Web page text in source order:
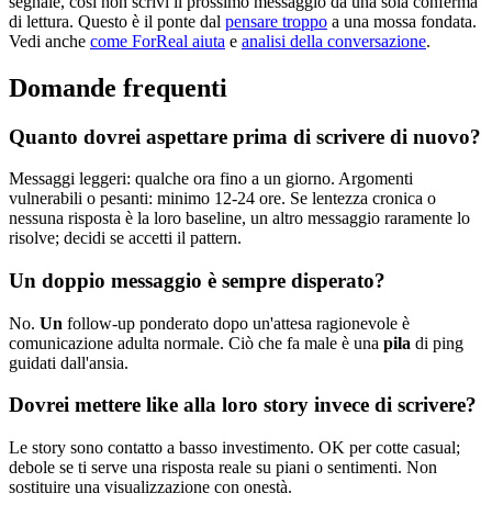
di lettura. Questo è il ponte dal pensare troppo a una mossa fondata.
Vedi anche come ForReal aiuta e analisi della conversazione.
Domande frequenti
Quanto dovrei aspettare prima di scrivere di nuovo?
Messaggi leggeri: qualche ora fino a un giorno. Argomenti
vulnerabili o pesanti: minimo 12-24 ore. Se lentezza cronica o
nessuna risposta è la loro baseline, un altro messaggio raramente lo
risolve; decidi se accetti il pattern.
Un doppio messaggio è sempre disperato?
No. Un follow-up ponderato dopo un'attesa ragionevole è
comunicazione adulta normale. Ciò che fa male è una pila di ping
guidati dall'ansia.
Dovrei mettere like alla loro story invece di scrivere?
Le story sono contatto a basso investimento. OK per cotte casual;
debole se ti serve una risposta reale su piani o sentimenti. Non
sostituire una visualizzazione con onestà.